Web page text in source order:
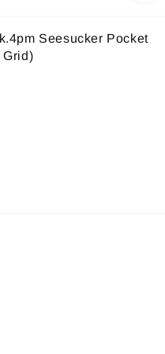
Seesucker Pocket
Grid)